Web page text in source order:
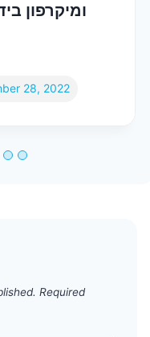
ומיקרפון
28, 2022
Required